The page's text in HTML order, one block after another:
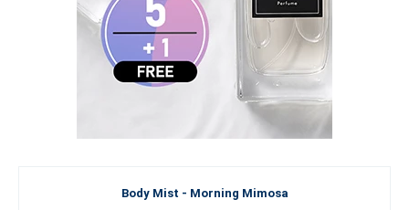
Body Mist - Morning Mimosa